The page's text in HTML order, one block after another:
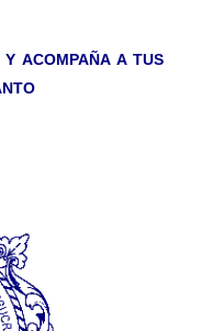
ACOMPAÑA A TUS